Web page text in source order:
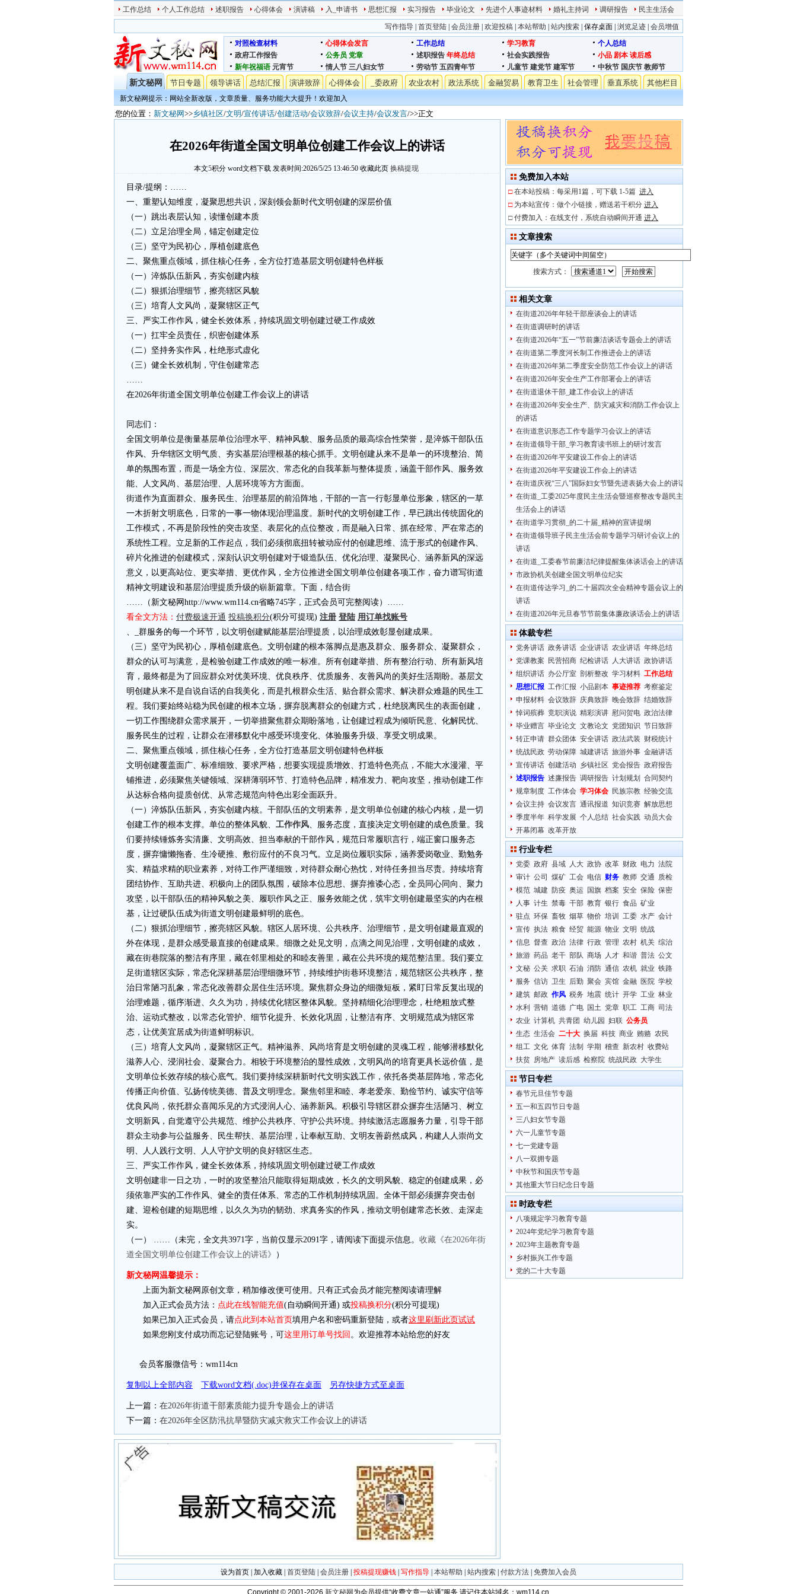
工作总结 个人工作总结 述职报告 心得体会 演讲稿 入_申请书 思想汇报 实习报告 毕业论文 先进个人事迹材料 婚礼主持词 调研报告 民主生活会
写作指导 首页登陆 会员注册 欢迎投稿 本站帮助 站内搜索 保存桌面 浏览足迹 会员增值
对照检查材料
心得体会发言 工作总结 学习教育
个人总结
政府工作报告
公务员 党章 述职报告 年终总结 社会实践报告 小品 剧本 读后感
新年祝福语 元宵节 情人节 三八妇女节 劳动节 五四青年节 儿童节 建党节 建军节 中秋节 国庆节 教师节
新文秘网 节日专题 领导讲话 总结汇报 演讲致辞 心得体会 _委政府 农业农村 政法系统 金融贸易 教育卫生 社会管理 垂直系统 其他栏目
新文秘网提示：网站全新改版，文章质量、服务功能大大提升！欢迎加入
您的位置： 新文秘网>>乡镇社区/文明/宣传讲话/创建活动/会议致辞/会议主持/会议发言/>>正文
在2026年街道全国文明单位创建工作会议上的讲话
本文5积分 word文档下载 发表时间:2026/5/25 13:46:50 收藏此页 换稿提现
目录/提纲：……
一、重塑认知维度，凝聚思想共识，深刻领会新时代文明创建的深层价值
（一）跳出表层认知，读懂创建本质
（二）立足治理全局，锚定创建定位
（三）坚守为民初心，厚植创建底色
二、聚焦重点领域，抓住核心任务，全方位打造基层文明创建特色样板
（一）淬炼队伍新风，夯实创建内核
（二）狠抓治理细节，擦亮辖区风貌
（三）培育人文风尚，凝聚辖区正气
三、严实工作作风，健全长效体系，持续巩固文明创建过硬工作成效
（一）扛牢全员责任，织密创建体系
（二）坚持务实作风，杜绝形式虚化
（三）健全长效机制，守住创建常态
……
在2026年街道全国文明单位创建工作会议上的讲话
同志们：
全国文明单位是衡量基层单位治理水平、精神风貌、服务品质的最高综合性荣誉，是淬炼干部队伍
作风、升华辖区文明气质、夯实基层治理根基的核心抓手。文明创建从来不是单一的环境整治、简
单的氛围布置，而是一场全方位、深层次、常态化的自我革新与整体提质，涵盖干部作风、服务效
能、人文风尚、基层治理、人居环境等方方面面。
街道作为直面群众、服务民生、治理基层的前沿阵地，干部的一言一行彰显单位形象，辖区的一草
一木折射文明底色，日常的一事一物体现治理温度。新时代的文明创建工作，早已跳出传统固化的
工作模式，不再是阶段性的突击攻坚、表层化的点位整改，而是融入日常、抓在经常、严在常态的
系统性工程。立足新的工作起点，我们必须彻底扭转被动应付的创建思维、流于形式的创建作风、
碎片化推进的创建模式，深刻认识文明创建对于锻造队伍、优化治理、凝聚民心、涵养新风的深远
意义，以更高站位、更实举措、更优作风，全方位推进全国文明单位创建各项工作，奋力谱写街道
精神文明建设和基层治理提质升级的崭新篇章。下面，结合街
……（新文秘网http://www.wm114.cn省略745字，正式会员可完整阅读）……
看全文方法： 付费极速开通 投稿换积分(积分可提现) 注册 登陆 用订单找账号
、_群服务的每一个环节，以文明创建赋能基层治理提质，以治理成效彰显创建成果。
（三）坚守为民初心，厚植创建底色。文明创建的根本落脚点是惠及群众、服务群众、凝聚群众，
群众的认可与满意，是检验创建工作成效的唯一标准。所有创建举措、所有整治行动、所有新风培
育，最终都是为了回应群众对优美环境、优良秩序、优质服务、友善风尚的美好生活期盼。基层文
明创建从来不是自说自话的自我美化，而是扎根群众生活、贴合群众需求、解决群众难题的民生工
程。我们要始终站稳为民创建的根本立场，摒弃脱离群众的创建方式，杜绝脱离民生的表面创建，
一切工作围绕群众需求展开，一切举措聚焦群众期盼落地，让创建过程成为倾听民意、化解民忧、
服务民生的过程，让群众在潜移默化中感受环境变化、体验服务升级、享受文明成果。
二、聚焦重点领域，抓住核心任务，全方位打造基层文明创建特色样板
文明创建覆盖面广、标准细致、要求严格，想要实现提质增效、打造特色亮点，不能大水漫灌、平
铺推进，必须聚焦关键领域、深耕薄弱环节、打造特色品牌，精准发力、靶向攻坚，推动创建工作
从达标合格向提质创优、从常态规范向特色出彩全面跃升。
（一）淬炼队伍新风，夯实创建内核。干部队伍的文明素养，是文明单位创建的核心内核，是一切
创建工作的根本支撑。单位的整体风貌、 工作作风、服务态度，直接决定文明创建的成色质量。我
们要持续锤炼务实清廉、文明高效、担当奉献的干部作风，规范日常履职言行，端正窗口服务态
度，摒弃慵懒拖沓、生冷硬推、敷衍应付的不良习气。立足岗位履职实际，涵养爱岗敬业、勤勉务
实、精益求精的职业素养，对待工作严谨细致，对待群众耐心热忱，对待任务担当尽责。持续培育
团结协作、互助共进、积极向上的团队氛围，破除本位思想、摒弃推诿心态，全员同心同向、聚力
攻坚，以干部队伍的精神风貌之美、履职作风之正、服务效能之优，筑牢文明创建最坚实的内在根
基，让过硬队伍成为街道文明创建最鲜明的底色。
（二）狠抓治理细节，擦亮辖区风貌。辖区人居环境、公共秩序、治理细节，是文明创建最直观的
外在体现，是群众感受最直接的创建成果。细微之处见文明，点滴之间见治理，文明创建的成效，
藏在街巷院落的整洁有序里，藏在邻里相处的和睦友善里，藏在公共环境的规范整洁里。我们要立
足街道辖区实际，常态化深耕基层治理细微环节，持续维护街巷环境整洁，规范辖区公共秩序，整
治日常陋习乱象，常态化改善群众居住生活环境。聚焦群众身边的细微短板，紧盯日常反复出现的
治理难题，循序渐进、久久为功，持续优化辖区整体风貌。坚持精细化治理理念，杜绝粗放式整
治、运动式整改，以常态化管护、细节化提升、长效化巩固，让整洁有序、文明规范成为辖区常
态，让优美宜居成为街道鲜明标识。
（三）培育人文风尚，凝聚辖区正气。精神滋养、风尚培育是文明创建的灵魂工程，能够潜移默化
滋养人心、浸润社会、凝聚合力。相较于环境整治的显性成效，文明风尚的培育更具长远价值，是
文明单位长效存续的核心底气。我们要持续深耕新时代文明实践工作，依托各类基层阵地，常态化
传播正向价值、弘扬传统美德、普及文明理念。聚焦邻里和睦、孝老爱亲、勤俭节约、诚实守信等
优良风尚，依托群众喜闻乐见的方式浸润人心、涵养新风。积极引导辖区群众摒弃生活陋习、树立
文明新风，自觉遵守公共规范、维护公共秩序、守护公共环境。持续激活志愿服务力量，引导干部
群众主动参与公益服务、民生帮扶、基层治理，让奉献互助、文明友善蔚然成风，构建人人崇尚文
明、人人践行文明、人人守护文明的良好辖区生态。
三、严实工作作风，健全长效体系，持续巩固文明创建过硬工作成效
文明创建非一日之功，一时的攻坚整治只能取得短期成效，长久的文明风貌、稳定的创建成果，必
须依靠严实的工作作风、健全的责任体系、常态的工作机制持续巩固。全体干部必须摒弃突击创
建、迎检创建的短期思维，以久久为功的韧劲、求真务实的作风，推动文明创建常态长效、走深走
实。
（一） ……（未完，全文共3971字，当前仅显示2091字，请阅读下面提示信息。 收藏《在2026年街
道全国文明单位创建工作会议上的讲话》
）
新文秘网温馨提示：
上面为新文秘网原创文章，稍加修改便可使用。只有正式会员才能完整阅读请理解
加入正式会员方法： 点此在线智能充值(自动瞬间开通) 或投稿换积分(积分可提现)
如果已加入正式会员，请点此到本站首页填用户名和密码重新登陆，或者这里刷新此页试试
如果您刚支付成功而忘记登陆账号，可这里用订单号找回 。欢迎推荐本站给您的好友
会员客服微信号：wm114cn
复制以上全部内容 下载word文档(.doc)并保存在桌面 另存快捷方式至桌面
上一篇： 在2026年街道干部素质能力提升专题会上的讲话
下一篇： 在2026年全区防汛抗旱暨防灾减灾救灾工作会议上的讲话
免费加入本站
□ 在本站投稿：每采用1篇，可下载 1-5篇 进入
□ 为本站宣传：做个小链接，赠送若干积分 进入
□ 付费加入：在线支付，系统自动瞬间开通 进入
文章搜索
搜索方式：
相关文章
在街道2026年年轻干部座谈会上的讲话
在街道调研时的讲话
在街道2026年“五一”节前廉洁谈话专题会上的讲话
在街道第二季度河长制工作推进会上的讲话
在街道2026年第二季度安全防范工作会议上的讲话
在街道2026年安全生产工作部署会上的讲话
在街道退休干部_建工作会议上的讲话
在街道2026年安全生产、防灾减灾和消防工作会议上
的讲话
在街道意识形态工作专题学习会议上的讲话
在街道领导干部_学习教育读书班上的研讨发言
在街道2026年平安建设工作会上的讲话
在街道2026年平安建设工作会上的讲话
在街道庆祝“三八”国际妇女节暨先进表扬大会上的讲话
在街道_工委2025年度民主生活会暨巡察整改专题民主
生活会上的讲话
在街道学习贯彻_的二十届_精神的宣讲提纲
在街道领导班子民主生活会前专题学习研讨会议上的
讲话
在街道_工委春节前廉洁纪律提醒集体谈话会上的讲话
市政协机关创建全国文明单位纪实
在街道传达学习_的二十届四次全会精神专题会议上的
讲话
在街道2026年元旦春节节前集体廉政谈话会上的讲话
体裁专栏
党务讲话 政务讲话 企业讲话 农业讲话 年终总结
党课教案
民营招商 纪检讲话 人大讲话 政协讲话
组织讲话 办公厅室 剖析整改 学习材料 工作总结
思想汇报 工作汇报 小品剧本 事迹推荐 考察鉴定
申报材料 会议致辞 庆典致辞 晚会致辞 结婚致辞
悼词殡葬 竞职演说 精彩演讲 慰问贺电 政治法律
毕业赠言 毕业论文 文教论文 党团知识 节日致辞
转正申请 群众团体 安全讲话 政法武装 财税统计
统战民政 劳动保障 城建讲话 旅游外事 金融讲话
宣传讲话 创建活动 乡镇社区 党会报告 政府报告
述职报告 述廉报告 调研报告 计划规划
合同契约
规章制度 工作体会 学习体会 民族宗教 经验交流
会议主持 会议发言 通讯报道 知识竞赛 解放思想
季度半年 科学发展 个人总结 社会实践 动员大会
开幕闭幕 改革开放
行业专栏
党委 政府 县域 人大 政协 改革 财政 电力 法院
审计 公司 煤矿 工会 电信 财务 教师 交通 质检
模范 城建 防疫 奥运 国旗 档案 安全 保险 保密
人事 计生 禁毒 干部 教育 银行 食品 矿业
驻点 环保 畜牧 烟草 物价 培训 工委 水产 会计
宣传 执法 粮食 经贸 能源 物业 文明 统战
信息 督查 政治 法律 行政 管理 农村 机关 综治
旅游 药品 老干 部队 商场 人才 和谐 普法 公文
文秘 公关 求职 石油 消防 通信 农机 就业 铁路
服务 信访 卫生 后勤 聚会 宾馆 金融 医院 学校
建筑 邮政 作风 税务 地震 统计 开学 工业 林业
水利
营销 道德 广电 国土 党章 职工 工商 司法
农业 计算机 共青团 幼儿园 妇联 公务员
生态 生活会 二十大 换届 科技 商业 贿赂 农民
组工 文化 体育 法制 学期 稽查 新农村 收费站
扶贫 房地产 读后感 检察院 统战民政 大学生
节日专栏
春节元旦佳节专题
五一和五四节日专题
三八妇女节专题
六一儿童节专题
七一党建专题
八一双拥专题
中秋节和国庆节专题
其他重大节日纪念日专题
时政专栏
八项规定学习教育专题
2024年党纪学习教育专题
2023年主题教育专题
乡村振兴工作专题
党的二十大专题
设为首页 加入收藏 首页登陆 会员注册 投稿提现赚钱 写作指导 本站帮助 站内搜索 付款方法 免费加入会员
Copyright © 2001-2026 新文秘网 为会员提供“收费文章一站通”服务 请记住本站域名：wm114.cn